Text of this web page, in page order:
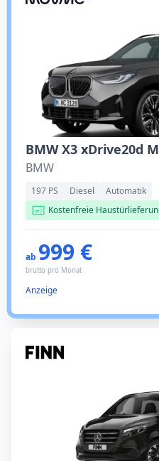
BMW X3 xDrive20d
BMW
197 PS Diesel
Automatik
Kostenfreie
ab 999 €
brutto pro Monat
Anzeige